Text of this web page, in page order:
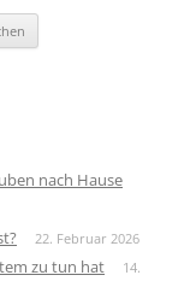
nach Hause
22. Februar 2026
zu tun hat
14.